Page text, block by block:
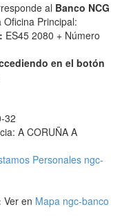
al Banco NCG
Principal:
ES45 2080 + Número
en el botón
32
A CORUÑA A
Personales ngc-
Ver en Mapa ngc-banco